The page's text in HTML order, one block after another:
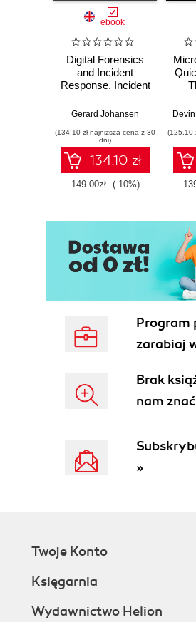
ebook
Digital Forensics
and Incident
Response. Incident
and techniques for
threat response -
Fourth Edition
Gerard Johansen
(134,10 zł najniższa cena z 30
dni)
134.10 zł
149.00zł (-10%)
to
(125,10
Program
zarabiaj
Brak
nam
»
Twoje Konto
Księgarnia
Wydawnictwo Helion